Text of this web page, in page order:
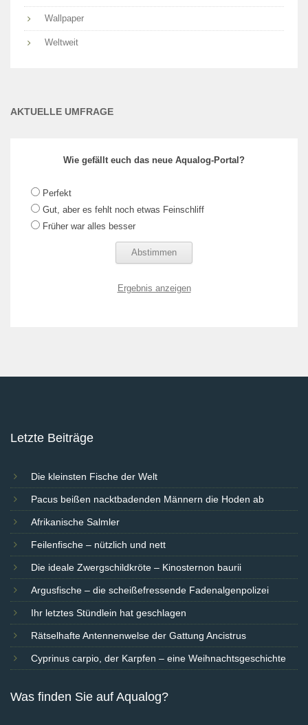
Wallpaper
Weltweit
AKTUELLE UMFRAGE
Wie gefällt euch das neue Aqualog-Portal?
Perfekt
Gut, aber es fehlt noch etwas Feinschliff
Früher war alles besser
Ergebnis anzeigen
Letzte Beiträge
Die kleinsten Fische der Welt
Pacus beißen nacktbadenden Männern die Hoden ab
Afrikanische Salmler
Feilenfische – nützlich und nett
Die ideale Zwergschildkröte – Kinosternon baurii
Argusfische – die scheißefressende Fadenalgenpolizei
Ihr letztes Stündlein hat geschlagen
Rätselhafte Antennenwelse der Gattung Ancistrus
Cyprinus carpio, der Karpfen – eine Weihnachtsgeschichte
Was finden Sie auf Aqualog?